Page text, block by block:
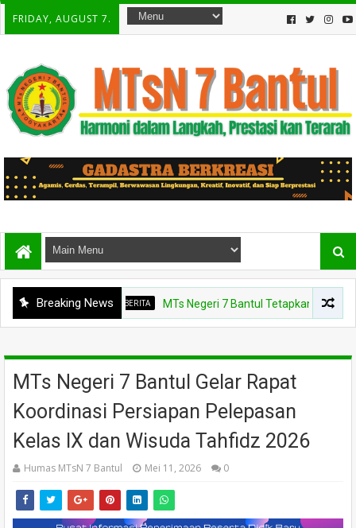
FRIDAY, AUGUST 7.
Breaking News
BERITA MTs Negeri 7 Bantul Tetapkan Tiga Agen
MTs Negeri 7 Bantul Gelar Rapat
Koordinasi Persiapan Pelepasan
Kelas IX dan Wisuda Tahfidz 2026
Humas MTsN 7 Bantul Mei 11, 2026 0